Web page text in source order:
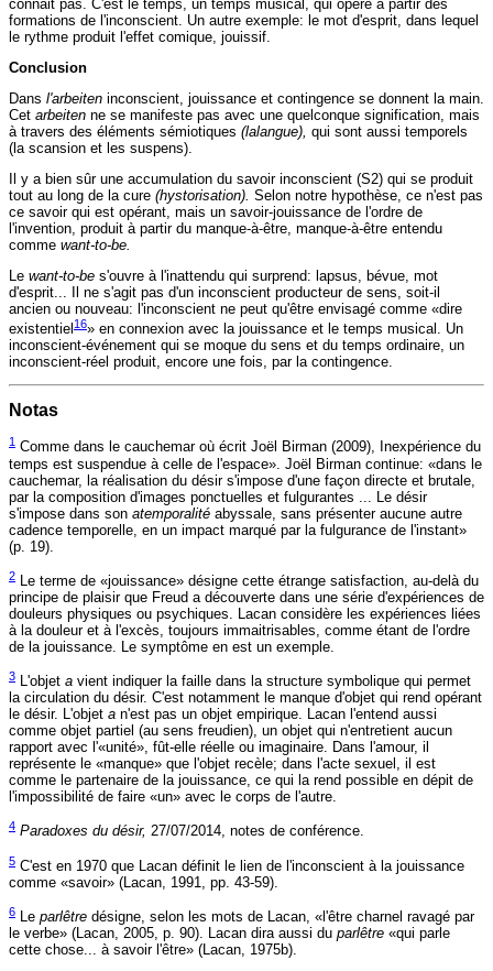
connait pas. C'est le temps, un temps musical, qui opère à partir des
formations de l'inconscient. Un autre exemple: le mot d'esprit, dans lequel
le rythme produit l'effet comique, jouissif.
Conclusion
Dans l'arbeiten inconscient, jouissance et contingence se donnent la main.
Cet arbeiten ne se manifeste pas avec une quelconque signification, mais
à travers des éléments sémiotiques (lalangue), qui sont aussi temporels
(la scansion et les suspens).
Il y a bien sûr une accumulation du savoir inconscient (S2) qui se produit
tout au long de la cure (hystorisation). Selon notre hypothèse, ce n'est pas
ce savoir qui est opérant, mais un savoir-jouissance de l'ordre de
l'invention, produit à partir du manque-à-être, manque-à-être entendu
comme want-to-be.
Le want-to-be s'ouvre à l'inattendu qui surprend: lapsus, bévue, mot
d'esprit... Il ne s'agit pas d'un inconscient producteur de sens, soit-il
ancien ou nouveau: l'inconscient ne peut qu'être envisagé comme «dire
existentiel 16» en connexion avec la jouissance et le temps musical. Un
inconscient-événement qui se moque du sens et du temps ordinaire, un
inconscient-réel produit, encore une fois, par la contingence.
Notas
1 Comme dans le cauchemar où écrit Joël Birman (2009), Inexpérience du
temps est suspendue à celle de l'espace». Joël Birman continue: «dans le
cauchemar, la réalisation du désir s'impose d'une façon directe et brutale,
par la composition d'images ponctuelles et fulgurantes ... Le désir
s'impose dans son atemporalité abyssale, sans présenter aucune autre
cadence temporelle, en un impact marqué par la fulgurance de l'instant»
(p. 19).
2 Le terme de «jouissance» désigne cette étrange satisfaction, au-delà du
principe de plaisir que Freud a découverte dans une série d'expériences de
douleurs physiques ou psychiques. Lacan considère les expériences liées
à la douleur et à l'excès, toujours immaitrisables, comme étant de l'ordre
de la jouissance. Le symptôme en est un exemple.
3 L'objet a vient indiquer la faille dans la structure symbolique qui permet
la circulation du désir. C'est notamment le manque d'objet qui rend opérant
le désir. L'objet a n'est pas un objet empirique. Lacan l'entend aussi
comme objet partiel (au sens freudien), un objet qui n'entretient aucun
rapport avec l'«unité», fût-elle réelle ou imaginaire. Dans l'amour, il
représente le «manque» que l'objet recèle; dans l'acte sexuel, il est
comme le partenaire de la jouissance, ce qui la rend possible en dépit de
l'impossibilité de faire «un» avec le corps de l'autre.
4 Paradoxes du désir, 27/07/2014, notes de conférence.
5 C'est en 1970 que Lacan définit le lien de l'inconscient à la jouissance
comme «savoir» (Lacan, 1991, pp. 43-59).
6 Le parlêtre désigne, selon les mots de Lacan, «l'être charnel ravagé par
le verbe» (Lacan, 2005, p. 90). Lacan dira aussi du parlêtre «qui parle
cette chose... à savoir l'être» (Lacan, 1975b).